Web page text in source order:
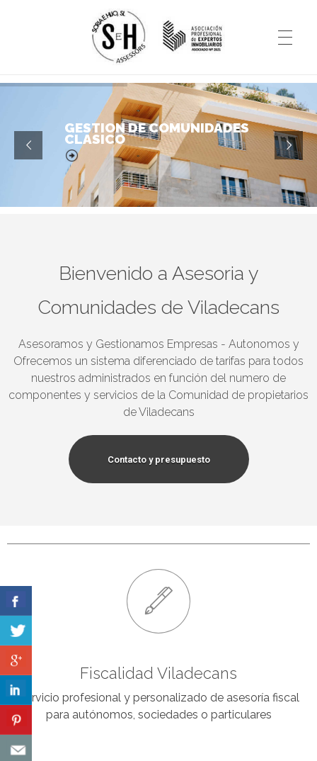
Asesoria – Comunidades
GESTION DE COMUNIDADES
CLASICO
Bienvenido a Asesoria y
Comunidades de Viladecans
Asesoramos y Gestionamos Empresas - Autonomos y
Ofrecemos un sistema diferenciado de tarifas para todos
nuestros administrados en función del numero de
componentes y servicios de la Comunidad de propietarios
de Viladecans
Contacto y presupuesto
Fiscalidad Viladecans
Servicio profesional y personalizado de asesoría fiscal
para autónomos, sociedades o particulares